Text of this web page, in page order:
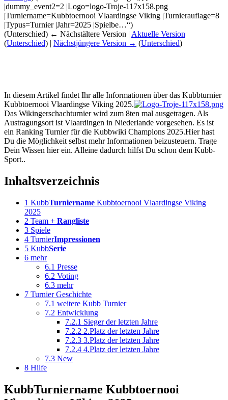
|dummy_event2=2 |Logo=logo-Troje-117x158.png
|Turniername=Kubbtoernooi Vlaardingse Viking |Turnierauflage=8
|Typus=Turnier |Jahr=2025 |Spielbe…“)
(Unterschied) ← Nächstältere Version | Aktuelle Version
(Unterschied) | Nächstjüngere Version → (Unterschied)
In diesem Artikel findet Ihr alle Informationen über das Kubbturnier
Kubbtoernooi Vlaardingse Viking 2025.
Das Wikingerschachturnier wird zum 8ten mal ausgetragen. Als
Austragungsort ist Vlaardingen in Niederlande vorgesehen. Es ist
ein Ranking Turnier für die Kubbwiki Champions 2025.Hier hast
Du die Möglichkeit selbst mehr Informationen beizusteuern. Trage
Dein Wissen hier ein. Alleine dadurch hilfst Du schon dem Kubb-
Sport..
Inhaltsverzeichnis
1 KubbTurniername Kubbtoernooi Vlaardingse Viking
2025
2 Team + Rangliste
3 Spiele
4 TurnierImpressionen
5 KubbSerie
6 mehr
6.1 Presse
6.2 Voting
6.3 mehr
7 Turnier Geschichte
7.1 weitere Kubb Turnier
7.2 Entwicklung
7.2.1 Sieger der letzten Jahre
7.2.2 2.Platz der letzten Jahre
7.2.3 3.Platz der letzten Jahre
7.2.4 4.Platz der letzten Jahre
7.3 New
8 Hilfe
KubbTurniername Kubbtoernooi